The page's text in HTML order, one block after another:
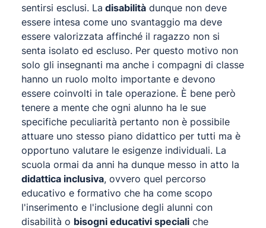
sentirsi esclusi. La disabilità dunque non deve
essere intesa come uno svantaggio ma deve
essere valorizzata affinché il ragazzo non si
senta isolato ed escluso. Per questo motivo non
solo gli insegnanti ma anche i compagni di classe
hanno un ruolo molto importante e devono
essere coinvolti in tale operazione. È bene però
tenere a mente che ogni alunno ha le sue
specifiche peculiarità pertanto non è possibile
attuare uno stesso piano didattico per tutti ma è
opportuno valutare le esigenze individuali. La
scuola ormai da anni ha dunque messo in atto la
didattica inclusiva, ovvero quel percorso
educativo e formativo che ha come scopo
l'inserimento e l'inclusione degli alunni con
disabilità o bisogni educativi speciali che